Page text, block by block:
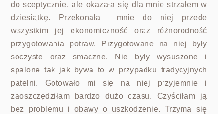
do sceptycznie, ale okazała się dla mnie strzałem w
dziesiątkę. Przekonała mnie do niej przede
wszystkim jej ekonomiczność oraz różnorodność
przygotowania potraw. Przygotowane na niej były
soczyste oraz smaczne. Nie były wysuszone i
spalone tak jak bywa to w przypadku tradycyjnych
patelni. Gotowało mi się na niej przyjemnie i
zaoszczędziłam bardzo dużo czasu. Czyściłam ją
bez problemu i obawy o uszkodzenie. Trzyma się